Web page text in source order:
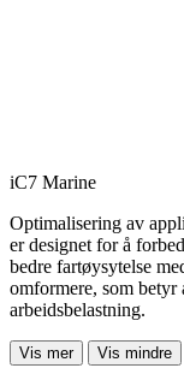
iC7 Marine
Optimalisering av
er designet for å
bedre fartøysytelse
omformere, som betyr
arbeidsbelastning.
Vis mer Vis mindre